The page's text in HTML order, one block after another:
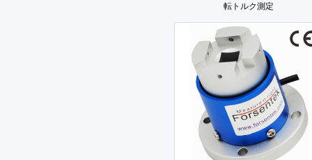
転トルク測定